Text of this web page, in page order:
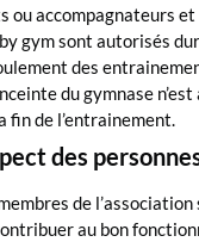
ou accompagnateurs
gym sont autorisés
des
du gymnase
fin de l’entrainement.
des
de
au bon